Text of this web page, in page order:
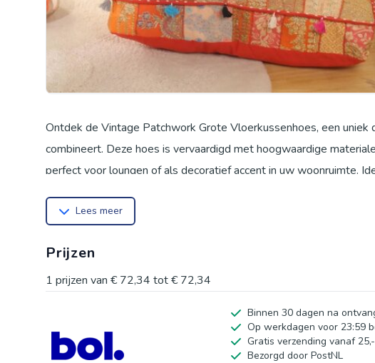
Ontdek de Vintage Patchwork Grote Vloerkussenhoes, een
combineert. Deze hoes is vervaardigd met hoogwaardige
perfect voor loungen of als decoratief accent in uw woonruimte.
deze veelzijdige vloerkussenhoes!
Lees meer
Prijzen
1 prijzen van € 72,34 tot€ 72,34
Binnen 30 dagen na
Op werkdagen voor 23:59
Gratis verzending vanaf 25,-
Bezorgd door PostNL